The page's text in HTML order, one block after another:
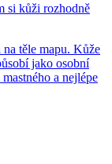
si kůži rozhodně
těle mapu. Kůže
jako osobní
a nejlépe